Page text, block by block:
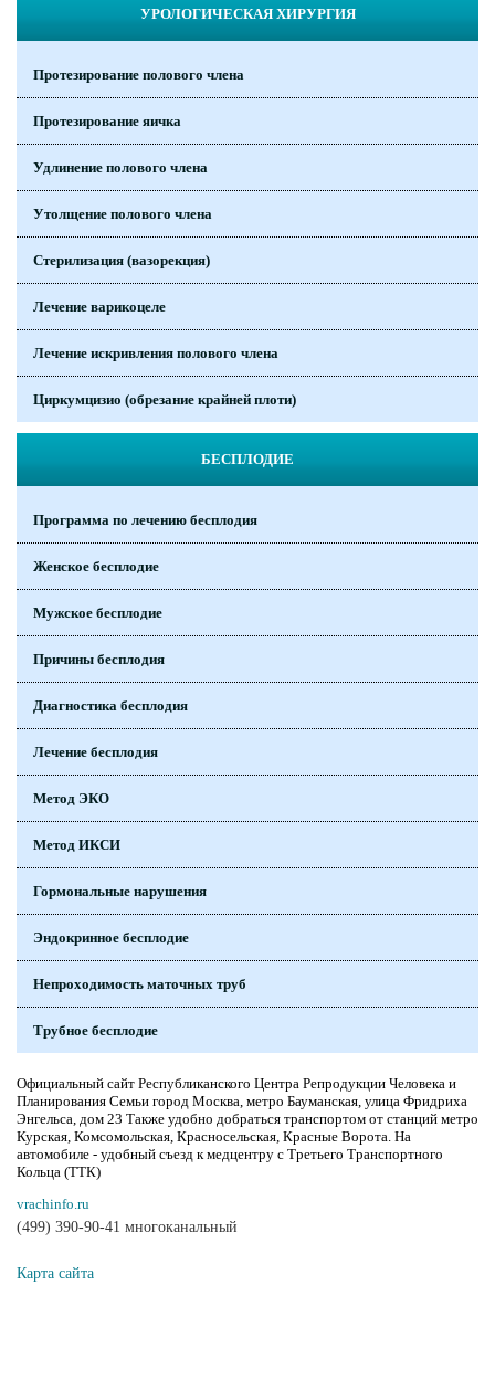
УРОЛОГИЧЕСКАЯ ХИРУРГИЯ
Протезирование полового члена
Протезирование яичка
Удлинение полового члена
Утолщение полового члена
Стерилизация (вазорекция)
Лечение варикоцеле
Лечение искривления полового члена
Циркумцизио (обрезание крайней плоти)
БЕСПЛОДИЕ
Программа по лечению бесплодия
Женское бесплодие
Мужское бесплодие
Причины бесплодия
Диагностика бесплодия
Лечение бесплодия
Метод ЭКО
Метод ИКСИ
Гормональные нарушения
Эндокринное бесплодие
Непроходимость маточных труб
Трубное бесплодие
Официальный сайт Республиканского Центра Репродукции Человека и
Планирования Семьи город Москва, метро Бауманская, улица Фридриха
Энгельса, дом 23 Также удобно добраться транспортом от станций метро
Курская, Комсомольская, Красносельская, Красные Ворота. На
автомобиле - удобный съезд к медцентру с Третьего Транспортного
Кольца (ТТК)
vrachinfo.ru
(499) 390-90-41 многоканальный
Карта сайта